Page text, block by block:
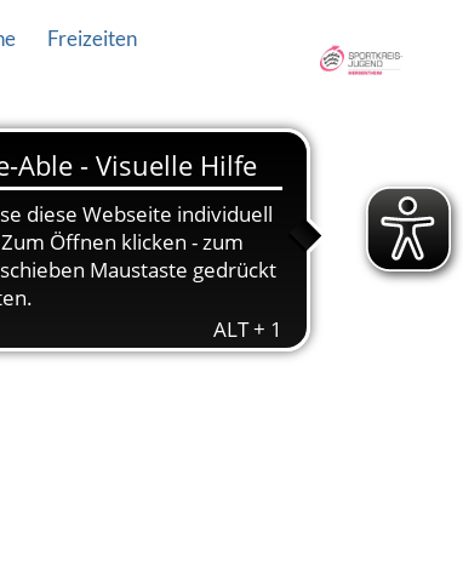
Freizeiten